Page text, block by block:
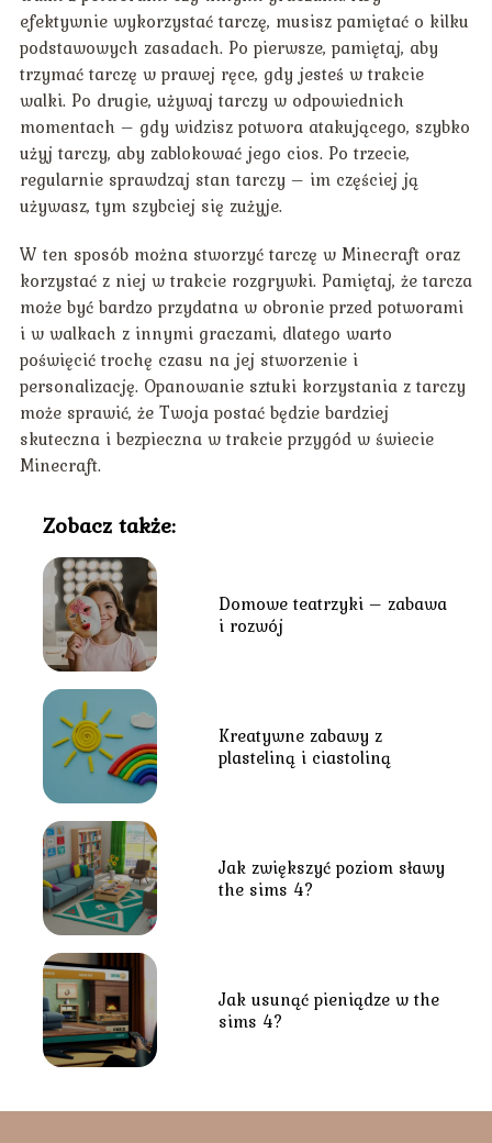
efektywnie wykorzystać tarczę, musisz pamiętać o kilku
podstawowych zasadach. Po pierwsze, pamiętaj, aby
trzymać tarczę w prawej ręce, gdy jesteś w trakcie
walki. Po drugie, używaj tarczy w odpowiednich
momentach – gdy widzisz potwora atakującego, szybko
użyj tarczy, aby zablokować jego cios. Po trzecie,
regularnie sprawdzaj stan tarczy – im częściej ją
używasz, tym szybciej się zużyje.
W ten sposób można stworzyć tarczę w Minecraft oraz
korzystać z niej w trakcie rozgrywki. Pamiętaj, że tarcza
może być bardzo przydatna w obronie przed potworami
i w walkach z innymi graczami, dlatego warto
poświęcić trochę czasu na jej stworzenie i
personalizację. Opanowanie sztuki korzystania z tarczy
może sprawić, że Twoja postać będzie bardziej
skuteczna i bezpieczna w trakcie przygód w świecie
Minecraft.
Zobacz także:
Domowe teatrzyki – zabawa
i rozwój
Kreatywne zabawy z
plasteliną i ciastoliną
Jak zwiększyć poziom sławy
the sims 4?
Jak usunąć pieniądze w the
sims 4?